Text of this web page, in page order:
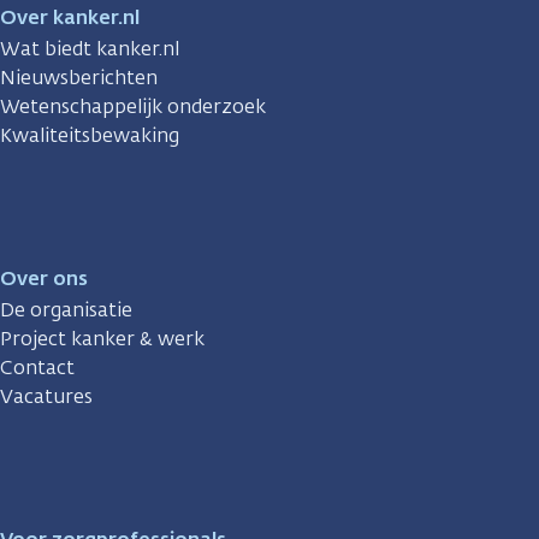
Over kanker.nl
Wat biedt kanker.nl
Nieuwsberichten
Wetenschappelijk onderzoek
Kwaliteitsbewaking
Over ons
De organisatie
Project kanker & werk
Contact
Vacatures